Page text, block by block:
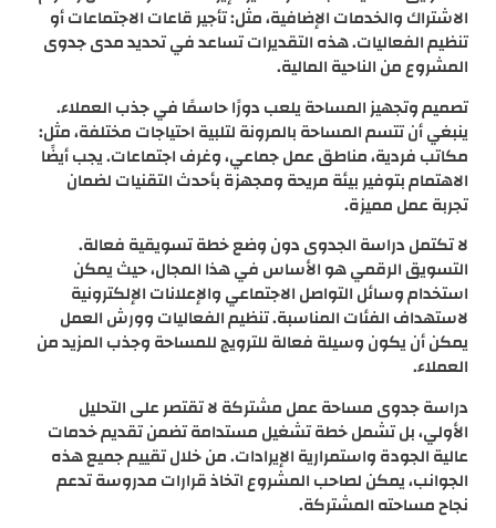
الاشتراك والخدمات الإضافية، مثل: تأجير قاعات الاجتماعات أو
تنظيم الفعاليات. هذه التقديرات تساعد في تحديد مدى جدوى
المشروع من الناحية المالية.
تصميم وتجهيز المساحة يلعب دورًا حاسمًا في جذب العملاء.
ينبغي أن تتسم المساحة بالمرونة لتلبية احتياجات مختلفة، مثل:
مكاتب فردية، مناطق عمل جماعي، وغرف اجتماعات. يجب أيضًا
الاهتمام بتوفير بيئة مريحة ومجهزة بأحدث التقنيات لضمان
تجربة عمل مميزة.
لا تكتمل دراسة الجدوى دون وضع خطة تسويقية فعالة.
التسويق الرقمي هو الأساس في هذا المجال، حيث يمكن
استخدام وسائل التواصل الاجتماعي والإعلانات الإلكترونية
لاستهداف الفئات المناسبة. تنظيم الفعاليات وورش العمل
يمكن أن يكون وسيلة فعالة للترويج للمساحة وجذب المزيد من
العملاء.
دراسة جدوى مساحة عمل مشتركة لا تقتصر على التحليل
الأولي، بل تشمل خطة تشغيل مستدامة تضمن تقديم خدمات
عالية الجودة واستمرارية الإيرادات. من خلال تقييم جميع هذه
الجوانب، يمكن لصاحب المشروع اتخاذ قرارات مدروسة تدعم
نجاح مساحته المشتركة.